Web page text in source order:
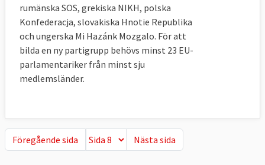
rumänska SOS, grekiska NIKH, polska
Konfederacja, slovakiska Hnotie Republika
och ungerska Mi Hazánk Mozgalo. För att
bilda en ny partigrupp behövs minst 23 EU-
parlamentariker från minst sju
medlemsländer.
Föregående sida
Föregående sida Nästa sida
Nästa sida